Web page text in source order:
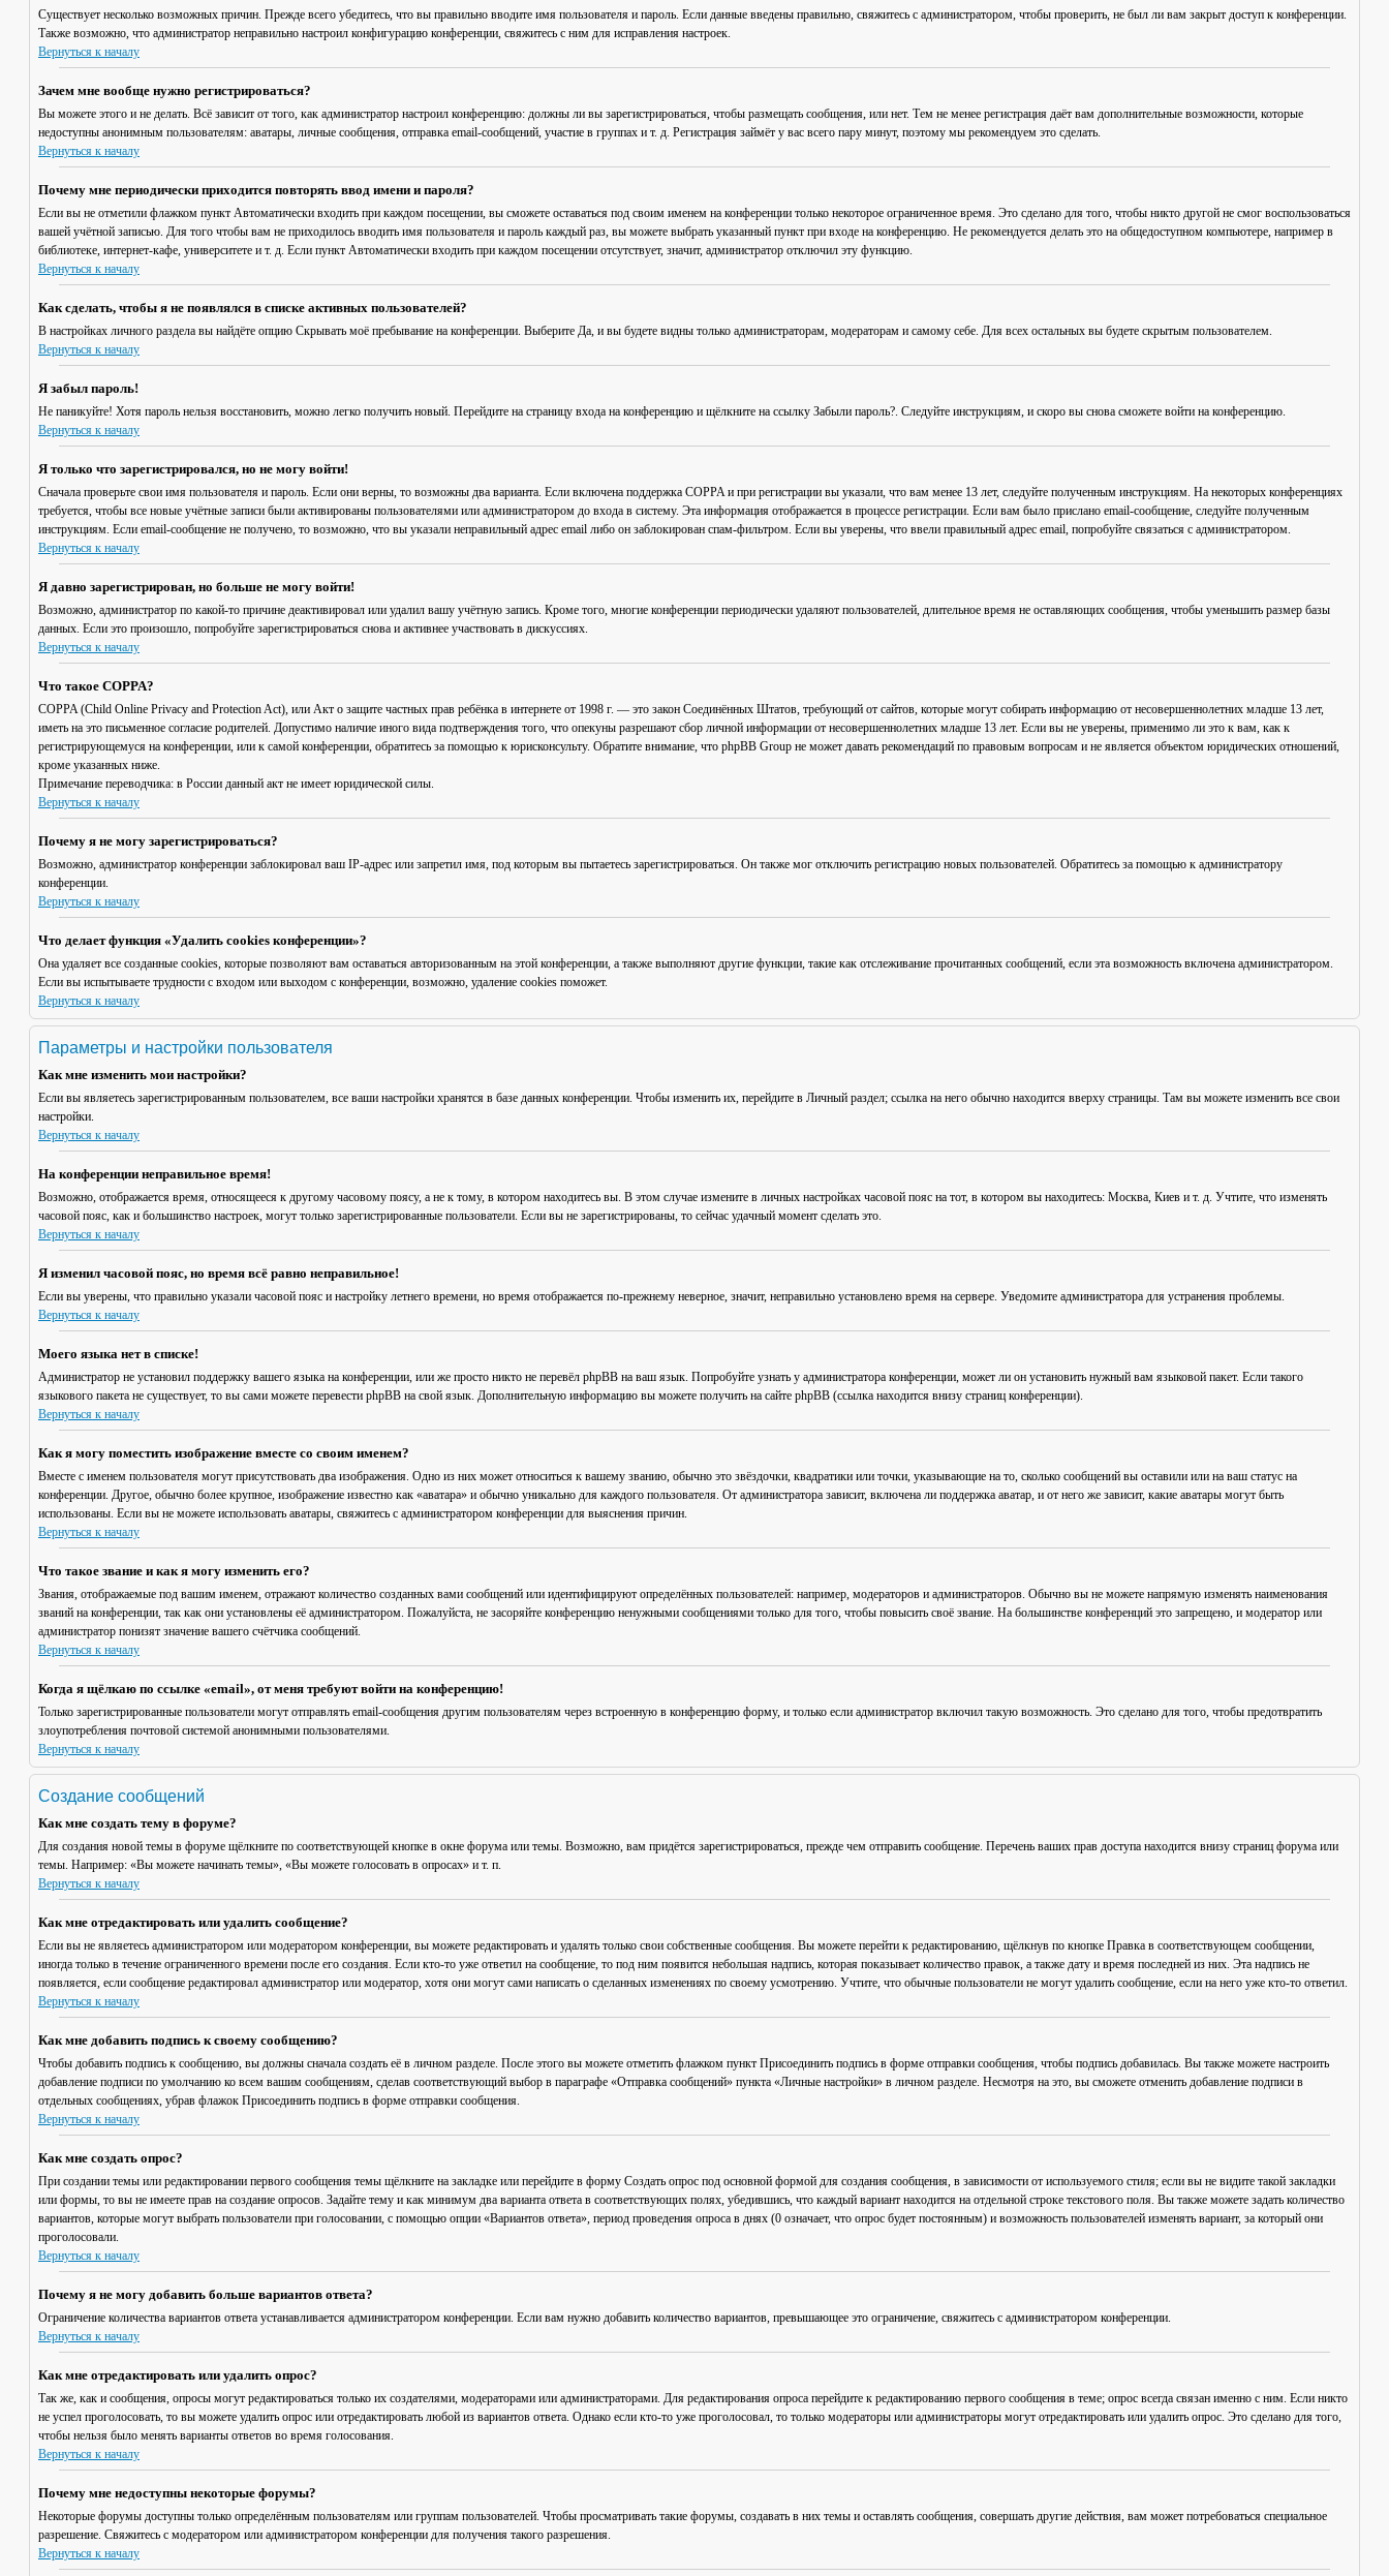
Существует несколько возможных причин. Прежде всего убедитесь, что вы правильно вводите имя пользователя и пароль. Если данные введены правильно, свяжитесь с администратором, чтобы проверить, не был ли вам закрыт доступ к конференции.
Также возможно, что администратор неправильно настроил конфигурацию конференции, свяжитесь с ним для исправления настроек.
Вернуться к началу
Зачем мне вообще нужно регистрироваться?
Вы можете этого и не делать. Всё зависит от того, как администратор настроил конференцию: должны ли вы зарегистрироваться, чтобы размещать сообщения, или нет. Тем не менее регистрация даёт вам дополнительные возможности, которые
недоступны анонимным пользователям: аватары, личные сообщения, отправка email-сообщений, участие в группах и т. д. Регистрация займёт у вас всего пару минут, поэтому мы рекомендуем это сделать.
Вернуться к началу
Почему мне периодически приходится повторять ввод имени и пароля?
Если вы не отметили флажком пункт Автоматически входить при каждом посещении, вы сможете оставаться под своим именем на конференции только некоторое ограниченное время. Это сделано для того, чтобы никто другой не смог воспользоваться
вашей учётной записью. Для того чтобы вам не приходилось вводить имя пользователя и пароль каждый раз, вы можете выбрать указанный пункт при входе на конференцию. Не рекомендуется делать это на общедоступном компьютере, например в
библиотеке, интернет-кафе, университете и т. д. Если пункт Автоматически входить при каждом посещении отсутствует, значит, администратор отключил эту функцию.
Вернуться к началу
Как сделать, чтобы я не появлялся в списке активных пользователей?
В настройках личного раздела вы найдёте опцию Скрывать моё пребывание на конференции. Выберите Да, и вы будете видны только администраторам, модераторам и самому себе. Для всех остальных вы будете скрытым пользователем.
Вернуться к началу
Я забыл пароль!
Не паникуйте! Хотя пароль нельзя восстановить, можно легко получить новый. Перейдите на страницу входа на конференцию и щёлкните на ссылку Забыли пароль?. Следуйте инструкциям, и скоро вы снова сможете войти на конференцию.
Вернуться к началу
Я только что зарегистрировался, но не могу войти!
Сначала проверьте свои имя пользователя и пароль. Если они верны, то возможны два варианта. Если включена поддержка COPPA и при регистрации вы указали, что вам менее 13 лет, следуйте полученным инструкциям. На некоторых конференциях
требуется, чтобы все новые учётные записи были активированы пользователями или администратором до входа в систему. Эта информация отображается в процессе регистрации. Если вам было прислано email-сообщение, следуйте полученным
инструкциям. Если email-сообщение не получено, то возможно, что вы указали неправильный адрес email либо он заблокирован спам-фильтром. Если вы уверены, что ввели правильный адрес email, попробуйте связаться с администратором.
Вернуться к началу
Я давно зарегистрирован, но больше не могу войти!
Возможно, администратор по какой-то причине деактивировал или удалил вашу учётную запись. Кроме того, многие конференции периодически удаляют пользователей, длительное время не оставляющих сообщения, чтобы уменьшить размер базы
данных. Если это произошло, попробуйте зарегистрироваться снова и активнее участвовать в дискуссиях.
Вернуться к началу
Что такое COPPA?
COPPA (Child Online Privacy and Protection Act), или Акт о защите частных прав ребёнка в интернете от 1998 г. — это закон Соединённых Штатов, требующий от сайтов, которые могут собирать информацию от несовершеннолетних младше 13 лет,
иметь на это письменное согласие родителей. Допустимо наличие иного вида подтверждения того, что опекуны разрешают сбор личной информации от несовершеннолетних младше 13 лет. Если вы не уверены, применимо ли это к вам, как к
регистрирующемуся на конференции, или к самой конференции, обратитесь за помощью к юрисконсульту. Обратите внимание, что phpBB Group не может давать рекомендаций по правовым вопросам и не является объектом юридических отношений,
кроме указанных ниже.
Примечание переводчика: в России данный акт не имеет юридической силы.
Вернуться к началу
Почему я не могу зарегистрироваться?
Возможно, администратор конференции заблокировал ваш IP-адрес или запретил имя, под которым вы пытаетесь зарегистрироваться. Он также мог отключить регистрацию новых пользователей. Обратитесь за помощью к администратору
конференции.
Вернуться к началу
Что делает функция «Удалить cookies конференции»?
Она удаляет все созданные cookies, которые позволяют вам оставаться авторизованным на этой конференции, а также выполняют другие функции, такие как отслеживание прочитанных сообщений, если эта возможность включена администратором.
Если вы испытываете трудности с входом или выходом с конференции, возможно, удаление cookies поможет.
Вернуться к началу
Параметры и настройки пользователя
Как мне изменить мои настройки?
Если вы являетесь зарегистрированным пользователем, все ваши настройки хранятся в базе данных конференции. Чтобы изменить их, перейдите в Личный раздел; ссылка на него обычно находится вверху страницы. Там вы можете изменить все свои
настройки.
Вернуться к началу
На конференции неправильное время!
Возможно, отображается время, относящееся к другому часовому поясу, а не к тому, в котором находитесь вы. В этом случае измените в личных настройках часовой пояс на тот, в котором вы находитесь: Москва, Киев и т. д. Учтите, что изменять
часовой пояс, как и большинство настроек, могут только зарегистрированные пользователи. Если вы не зарегистрированы, то сейчас удачный момент сделать это.
Вернуться к началу
Я изменил часовой пояс, но время всё равно неправильное!
Если вы уверены, что правильно указали часовой пояс и настройку летнего времени, но время отображается по-прежнему неверное, значит, неправильно установлено время на сервере. Уведомите администратора для устранения проблемы.
Вернуться к началу
Моего языка нет в списке!
Администратор не установил поддержку вашего языка на конференции, или же просто никто не перевёл phpBB на ваш язык. Попробуйте узнать у администратора конференции, может ли он установить нужный вам языковой пакет. Если такого
языкового пакета не существует, то вы сами можете перевести phpBB на свой язык. Дополнительную информацию вы можете получить на сайте phpBB (ссылка находится внизу страниц конференции).
Вернуться к началу
Как я могу поместить изображение вместе со своим именем?
Вместе с именем пользователя могут присутствовать два изображения. Одно из них может относиться к вашему званию, обычно это звёздочки, квадратики или точки, указывающие на то, сколько сообщений вы оставили или на ваш статус на
конференции. Другое, обычно более крупное, изображение известно как «аватара» и обычно уникально для каждого пользователя. От администратора зависит, включена ли поддержка аватар, и от него же зависит, какие аватары могут быть
использованы. Если вы не можете использовать аватары, свяжитесь с администратором конференции для выяснения причин.
Вернуться к началу
Что такое звание и как я могу изменить его?
Звания, отображаемые под вашим именем, отражают количество созданных вами сообщений или идентифицируют определённых пользователей: например, модераторов и администраторов. Обычно вы не можете напрямую изменять наименования
званий на конференции, так как они установлены её администратором. Пожалуйста, не засоряйте конференцию ненужными сообщениями только для того, чтобы повысить своё звание. На большинстве конференций это запрещено, и модератор или
администратор понизят значение вашего счётчика сообщений.
Вернуться к началу
Когда я щёлкаю по ссылке «email», от меня требуют войти на конференцию!
Только зарегистрированные пользователи могут отправлять email-сообщения другим пользователям через встроенную в конференцию форму, и только если администратор включил такую возможность. Это сделано для того, чтобы предотвратить
злоупотребления почтовой системой анонимными пользователями.
Вернуться к началу
Создание сообщений
Как мне создать тему в форуме?
Для создания новой темы в форуме щёлкните по соответствующей кнопке в окне форума или темы. Возможно, вам придётся зарегистрироваться, прежде чем отправить сообщение. Перечень ваших прав доступа находится внизу страниц форума или
темы. Например: «Вы можете начинать темы», «Вы можете голосовать в опросах» и т. п.
Вернуться к началу
Как мне отредактировать или удалить сообщение?
Если вы не являетесь администратором или модератором конференции, вы можете редактировать и удалять только свои собственные сообщения. Вы можете перейти к редактированию, щёлкнув по кнопке Правка в соответствующем сообщении,
иногда только в течение ограниченного времени после его создания. Если кто-то уже ответил на сообщение, то под ним появится небольшая надпись, которая показывает количество правок, а также дату и время последней из них. Эта надпись не
появляется, если сообщение редактировал администратор или модератор, хотя они могут сами написать о сделанных изменениях по своему усмотрению. Учтите, что обычные пользователи не могут удалить сообщение, если на него уже кто-то ответил.
Вернуться к началу
Как мне добавить подпись к своему сообщению?
Чтобы добавить подпись к сообщению, вы должны сначала создать её в личном разделе. После этого вы можете отметить флажком пункт Присоединить подпись в форме отправки сообщения, чтобы подпись добавилась. Вы также можете настроить
добавление подписи по умолчанию ко всем вашим сообщениям, сделав соответствующий выбор в параграфе «Отправка сообщений» пункта «Личные настройки» в личном разделе. Несмотря на это, вы сможете отменить добавление подписи в
отдельных сообщениях, убрав флажок Присоединить подпись в форме отправки сообщения.
Вернуться к началу
Как мне создать опрос?
При создании темы или редактировании первого сообщения темы щёлкните на закладке или перейдите в форму Создать опрос под основной формой для создания сообщения, в зависимости от используемого стиля; если вы не видите такой закладки
или формы, то вы не имеете прав на создание опросов. Задайте тему и как минимум два варианта ответа в соответствующих полях, убедившись, что каждый вариант находится на отдельной строке текстового поля. Вы также можете задать количество
вариантов, которые могут выбрать пользователи при голосовании, с помощью опции «Вариантов ответа», период проведения опроса в днях (0 означает, что опрос будет постоянным) и возможность пользователей изменять вариант, за который они
проголосовали.
Вернуться к началу
Почему я не могу добавить больше вариантов ответа?
Ограничение количества вариантов ответа устанавливается администратором конференции. Если вам нужно добавить количество вариантов, превышающее это ограничение, свяжитесь с администратором конференции.
Вернуться к началу
Как мне отредактировать или удалить опрос?
Так же, как и сообщения, опросы могут редактироваться только их создателями, модераторами или администраторами. Для редактирования опроса перейдите к редактированию первого сообщения в теме; опрос всегда связан именно с ним. Если никто
не успел проголосовать, то вы можете удалить опрос или отредактировать любой из вариантов ответа. Однако если кто-то уже проголосовал, то только модераторы или администраторы могут отредактировать или удалить опрос. Это сделано для того,
чтобы нельзя было менять варианты ответов во время голосования.
Вернуться к началу
Почему мне недоступны некоторые форумы?
Некоторые форумы доступны только определённым пользователям или группам пользователей. Чтобы просматривать такие форумы, создавать в них темы и оставлять сообщения, совершать другие действия, вам может потребоваться специальное
разрешение. Свяжитесь с модератором или администратором конференции для получения такого разрешения.
Вернуться к началу